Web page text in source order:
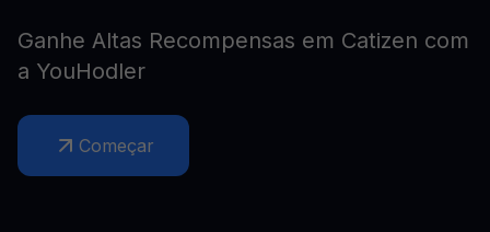
Ganhe Altas Recompensas em Catizen com
a YouHodler
Começar